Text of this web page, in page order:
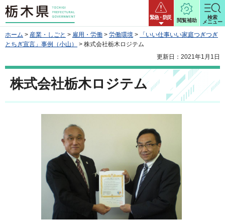
栃木県 緊急・防災
閲覧補助
検索
メニュー
ホーム > 産業・しごと > 雇用・労働 > 労働環境 >
「いい仕事いい家庭つぎつぎ
とちぎ宣言」事例（小山）
> 株式会社栃木ロジテム
更新日：2021年1月1日
株式会社栃木ロジテム